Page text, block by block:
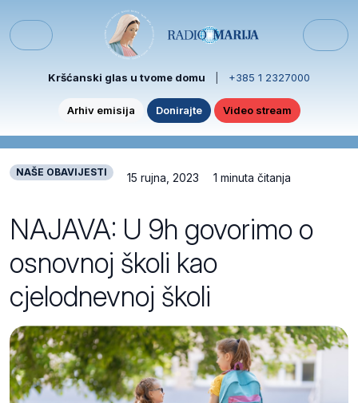
Menu
Kršćanski glas u tvome domu +385 1 2327000
Arhiv emisija Donirajte Video stream
NAŠE OBAVIJESTI 15 rujna, 2023 1 minuta čitanja
NAJAVA: U 9h govorimo o
osnovnoj školi kao
cjelodnevnoj školi